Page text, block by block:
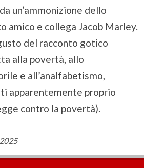
un’ammonizione dello
amico e collega Jacob Marley.
del racconto gotico
alla povertà, allo
e all’analfabetismo,
apparentemente proprio
contro la povertà).